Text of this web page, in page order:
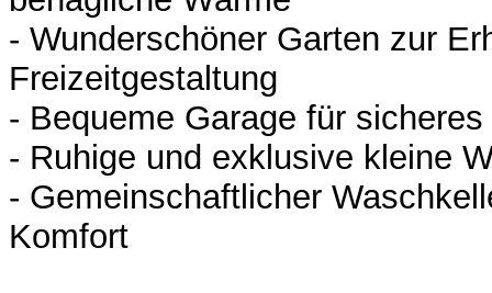
- Wunderschöner Garten zur
Freizeitgestaltung
- Bequeme Garage für
- Ruhige und exklusive kleine
- Gemeinschaftlicher
Komfort